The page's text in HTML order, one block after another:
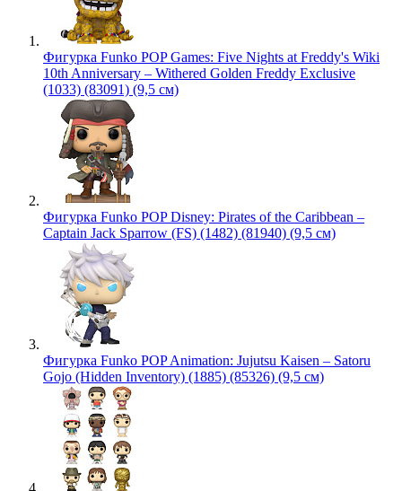
Фигурка Funko POP Games: Five Nights at Freddy's Wiki
10th Anniversary – Withered Golden Freddy Exclusive
(1033) (83091) (9,5 см)
Фигурка Funko POP Disney: Pirates of the Caribbean –
Captain Jack Sparrow (FS) (1482) (81940) (9,5 см)
Фигурка Funko POP Animation: Jujutsu Kaisen – Satoru
Gojo (Hidden Inventory) (1885) (85326) (9,5 см)